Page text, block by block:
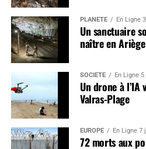
PLANÈTE En Ligne
Un sanctuaire
naître en Ariège
SOCIÉTÉ En Ligne
Un drone à
Valras-Plage
EUROPE En Ligne 7
72 morts aux